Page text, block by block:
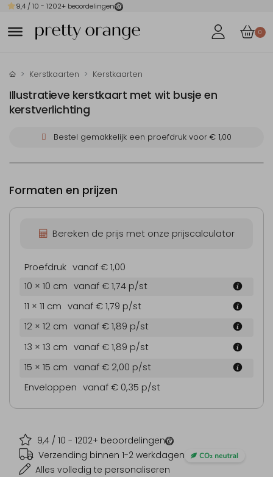
9,4 / 10 - 1202+ beoordelingen
0
Kerstkaarten Kerstkaarten
Illustratieve kerstkaart met wit busje en
kerstverlichting
Bestel gemakkelijk een proefdruk voor € 1,00
9,4 / 10 - 1202+ beoordelingen
Verzending binnen 1-2 werkdagen
Alles volledig te personaliseren
Formaten en prijzen
Bereken de prijs met onze prijscalculator
Proefdruk vanaf € 1,00
10 × 10 cm vanaf € 1,74 p/st
11 × 11 cm vanaf € 1,79 p/st
12 × 12 cm vanaf € 1,89 p/st
13 × 13 cm vanaf € 1,89 p/st
15 × 15 cm vanaf € 2,00 p/st
Enveloppen vanaf € 0,35 p/st